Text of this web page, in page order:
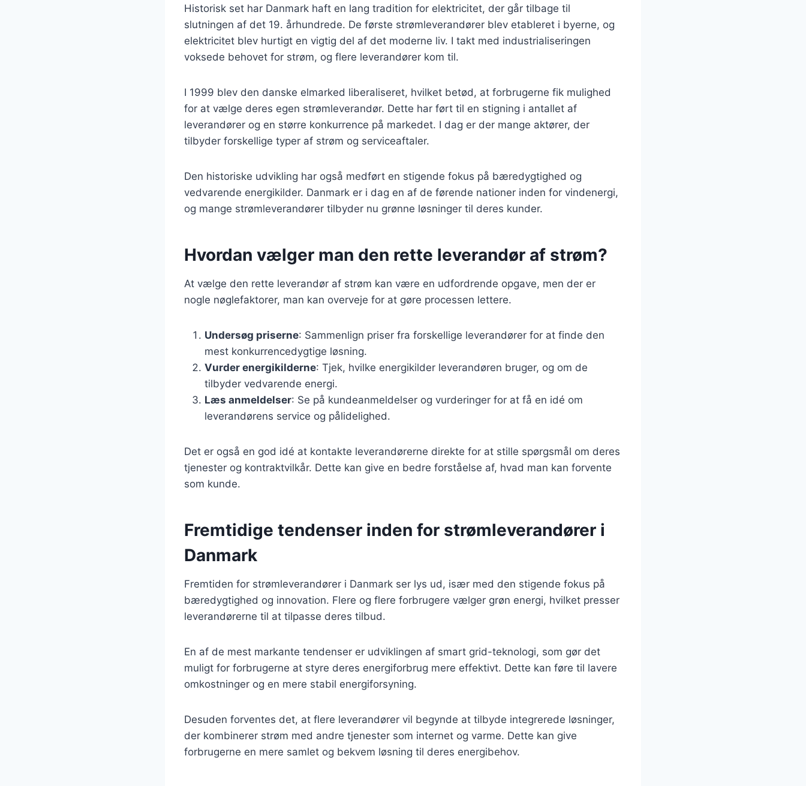
Historisk set har Danmark haft en lang tradition for elektricitet, der går tilbage til
slutningen af det 19. århundrede. De første strømleverandører blev etableret i byerne, og
elektricitet blev hurtigt en vigtig del af det moderne liv. I takt med industrialiseringen
voksede behovet for strøm, og flere leverandører kom til.
I 1999 blev den danske elmarked liberaliseret, hvilket betød, at forbrugerne fik mulighed
for at vælge deres egen strømleverandør. Dette har ført til en stigning i antallet af
leverandører og en større konkurrence på markedet. I dag er der mange aktører, der
tilbyder forskellige typer af strøm og serviceaftaler.
Den historiske udvikling har også medført en stigende fokus på bæredygtighed og
vedvarende energikilder. Danmark er i dag en af de førende nationer inden for vindenergi,
og mange strømleverandører tilbyder nu grønne løsninger til deres kunder.
Hvordan vælger man den rette leverandør af strøm?
At vælge den rette leverandør af strøm kan være en udfordrende opgave, men der er
nogle nøglefaktorer, man kan overveje for at gøre processen lettere.
Undersøg priserne: Sammenlign priser fra forskellige leverandører for at finde den
mest konkurrencedygtige løsning.
Vurder energikilderne: Tjek, hvilke energikilder leverandøren bruger, og om de
tilbyder vedvarende energi.
Læs anmeldelser: Se på kundeanmeldelser og vurderinger for at få en idé om
leverandørens service og pålidelighed.
Det er også en god idé at kontakte leverandørerne direkte for at stille spørgsmål om deres
tjenester og kontraktvilkår. Dette kan give en bedre forståelse af, hvad man kan forvente
som kunde.
Fremtidige tendenser inden for strømleverandører i
Danmark
Fremtiden for strømleverandører i Danmark ser lys ud, især med den stigende fokus på
bæredygtighed og innovation. Flere og flere forbrugere vælger grøn energi, hvilket presser
leverandørerne til at tilpasse deres tilbud.
En af de mest markante tendenser er udviklingen af smart grid-teknologi, som gør det
muligt for forbrugerne at styre deres energiforbrug mere effektivt. Dette kan føre til lavere
omkostninger og en mere stabil energiforsyning.
Desuden forventes det, at flere leverandører vil begynde at tilbyde integrerede løsninger,
der kombinerer strøm med andre tjenester som internet og varme. Dette kan give
forbrugerne en mere samlet og bekvem løsning til deres energibehov.